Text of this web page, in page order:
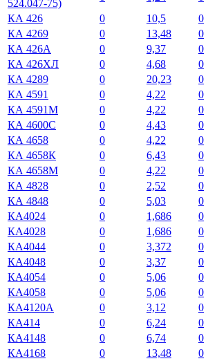
524.047-75)
КА 426
0 10,5 0
КА 4269
0 13,48 0
КА 426А
0 9,37 0
КА 426ХЛ
0 4,68 0
КА 4289
0 20,23 0
КА 4591
0 4,22 0
КА 4591М
0 4,22 0
КА 4600С
0 4,43 0
КА 4658
0 4,22 0
КА 4658К
0 6,43 0
КА 4658М
0 4,22 0
КА 4828
0 2,52 0
КА 4848
0 5,03 0
КА4024
0 1,686 0
КА4028
0 1,686 0
КА4044
0 3,372 0
КА4048
0 3,37 0
КА4054
0 5,06 0
КА4058
0 5,06 0
КА4120А
0 3,12 0
КА414
0 6,24 0
КА4148
0 6,74 0
КА4168
0 13,48 0